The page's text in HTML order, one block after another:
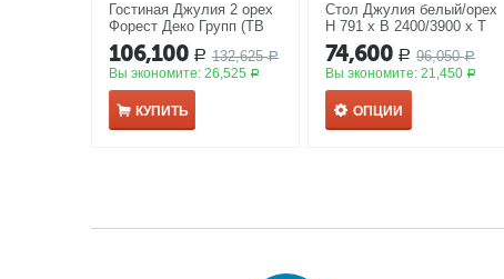
Гостиная Джулия 2 орех
Форест Деко Групп (ТВ
Группа)
106,100 Р 132,625 Р
Вы экономите: 26,525 Р
КУПИТЬ
Стол Джулия белый/орех
Н 791 х В 2400/3900 х Т
1200
74,600 Р 96,050 Р
Вы экономите:21,450 Р
ОПЦИИ